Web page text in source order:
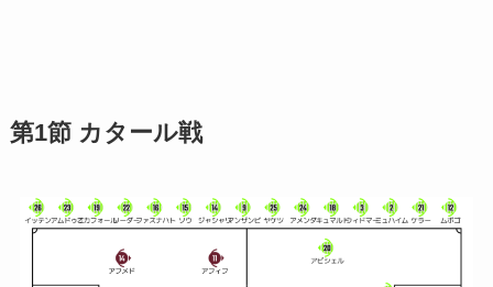
第1節 カタール戦